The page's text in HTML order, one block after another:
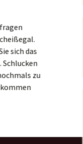
sich das
Schlucken
zu